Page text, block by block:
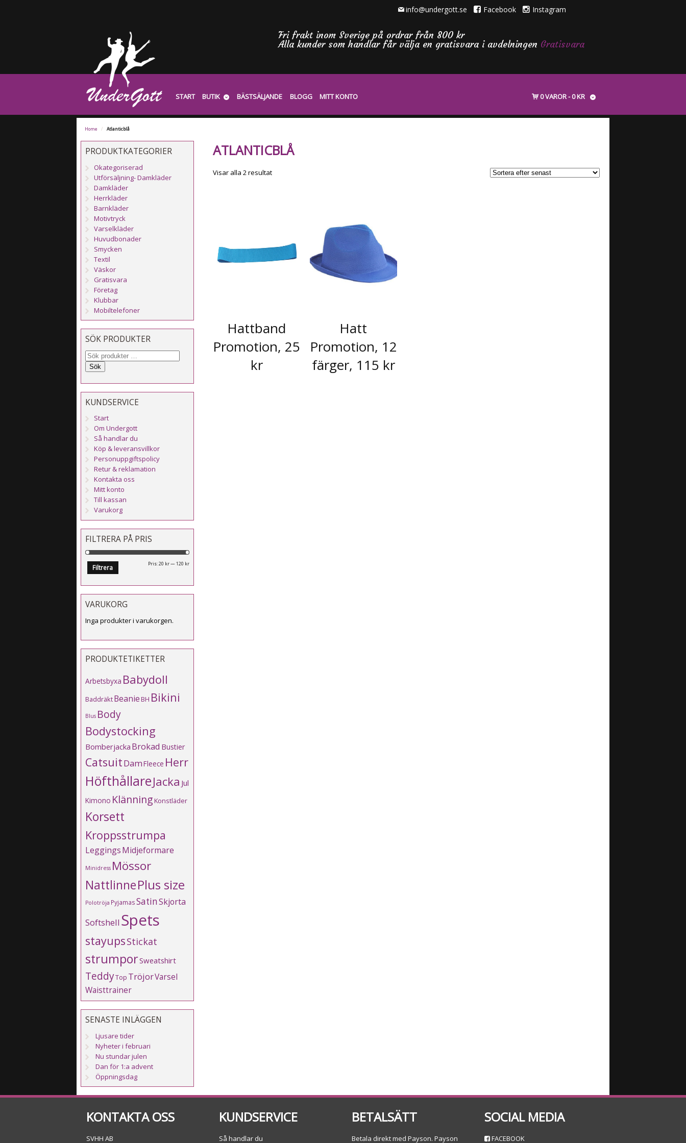
info@undergott.se Facebook Instagram
Fri frakt inom Sverige på ordrar från 800 kr
Alla kunder som handlar får välja en gratisvara i avdelningen Gratisvara
START BUTIK BÄSTSÄLJANDE BLOGG MITT KONTO 0 VAROR 0 KR
Home / Atlanticblå
ATLANTICBLÅ
Visar alla 2 resultatSortera
Hattband
Promotion, 25
kr
Hatt
Promotion, 12
färger, 115 kr
PRODUKTKATEGORIER
Okategoriserad
Utförsäljning- Damkläder
Damkläder
Herrkläder
Barnkläder
Motivtryck
Varselkläder
Huvudbonader
Smycken
Textil
Väskor
Gratisvara
Företag
Klubbar
Mobiltelefoner
SÖK PRODUKTER
Sök
KUNDSERVICE
Start
Om Undergott
Så handlar du
Köp & leveransvillkor
Personuppgiftspolicy
Retur & reklamation
Kontakta oss
Mitt konto
Till kassan
Varukorg
FILTRERA PÅ PRIS
Min
Max
Filtrera Pris:20 kr—120 kr
VARUKORG
Inga produkter i varukorgen.
PRODUKTETIKETTER
Arbetsbyxa Babydoll
BaddräktBeanieBH Bikini
Blus Body
Bodystocking
Bomberjacka Brokad Bustier
CatsuitDamFleece Herr
HöfthållareJacka Jul
Kimono KlänningKonstläder
Korsett
Kroppsstrumpa
LeggingsMidjeformare
Minidress Mössor
NattlinnePlus size
Polotröja PyjamasSatinSkjorta
Softshell Spets
stayupsStickat
strumporSweatshirt
TeddyTop TröjorVarsel
Waisttrainer
SENASTE INLÄGGEN
Ljusare tider
Nyheter i februari
Nu stundar julen
Dan för 1:a advent
Öppningsdag
KONTAKTA OSS
SVHH AB
KUNDSERVICE
Så handlar du
BETALSÄTT
Betala direkt med Payson. Payson
SOCIAL MEDIA
FACEBOOK